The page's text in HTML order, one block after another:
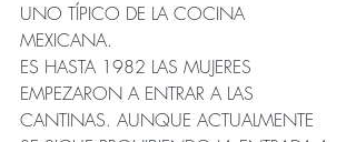
UNO TÍPICO DE LA COCINA
MEXICANA.
ES HASTA 1982 LAS MUJERES
EMPEZARON A ENTRAR A LAS
CANTINAS. AUNQUE ACTUALMENTE